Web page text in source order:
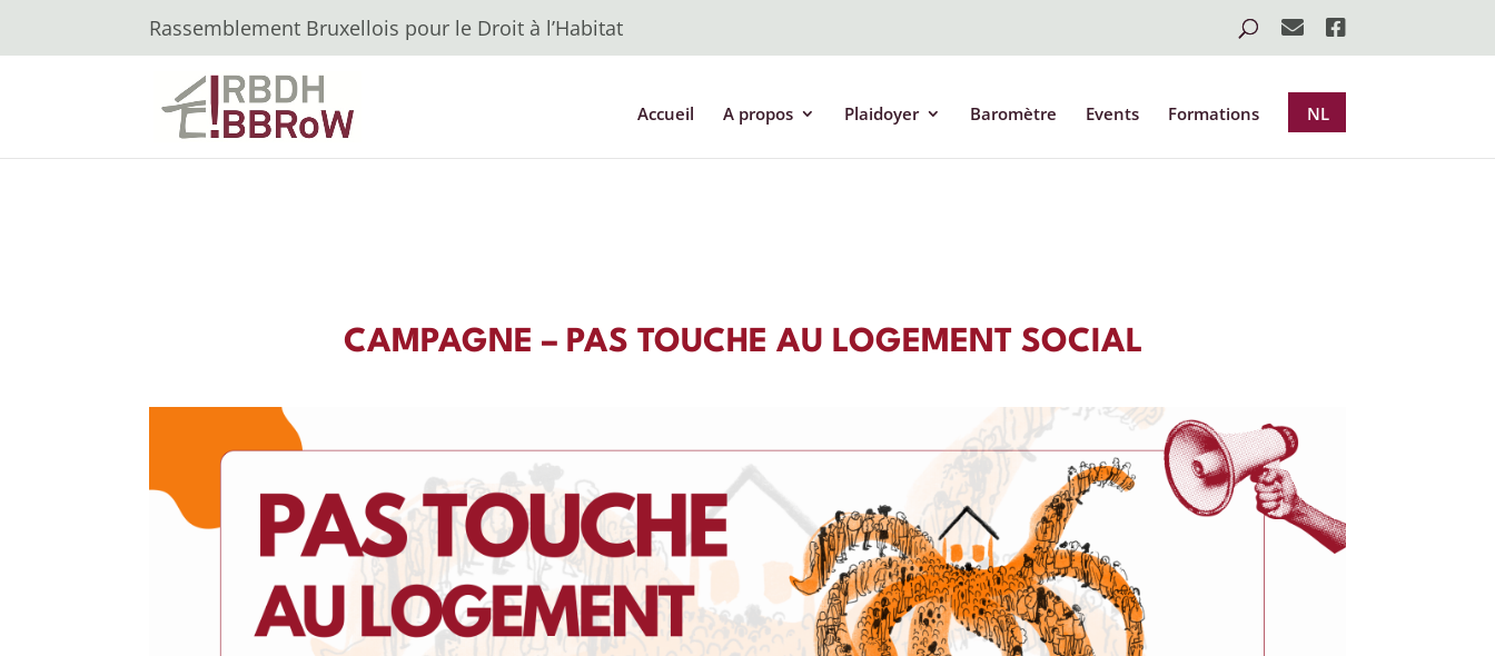
Rassemblement Bruxellois pour le Droit à l’Habitat
Accueil A propos Plaidoyer Baromètre Events Formations NL
CAMPAGNE – PAS TOUCHE AU LOGEMENT SOCIAL